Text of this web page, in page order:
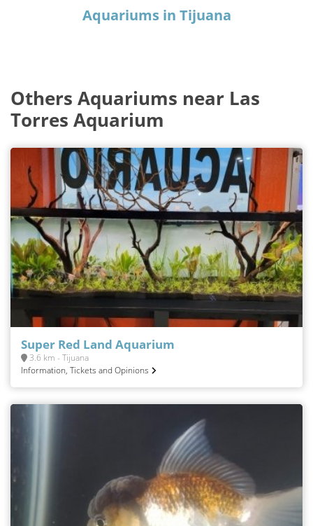
Aquariums in Tijuana
Others Aquariums near Las
Torres Aquarium
Super Red Land Aquarium
3.6 km - Tijuana
Information, Tickets and Opinions